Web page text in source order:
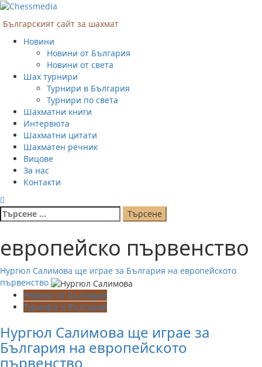
Skip
content
Българският сайт за шахмат
PrimaryНовини
Новини от България
Новини от света
Шах турнири
Турнири в България
Турнири по света
Шахматни книги
Интервюта
Шахматни цитати
Шахматен речник
Вицове
За нас
Контакти
Търсене
за:
европейско първенство
Нургюл Салимова ще играе за България на европейското
първенство
Новини от България
Турнири в България
Нургюл Салимова ще играе за
България на европейското
първенство